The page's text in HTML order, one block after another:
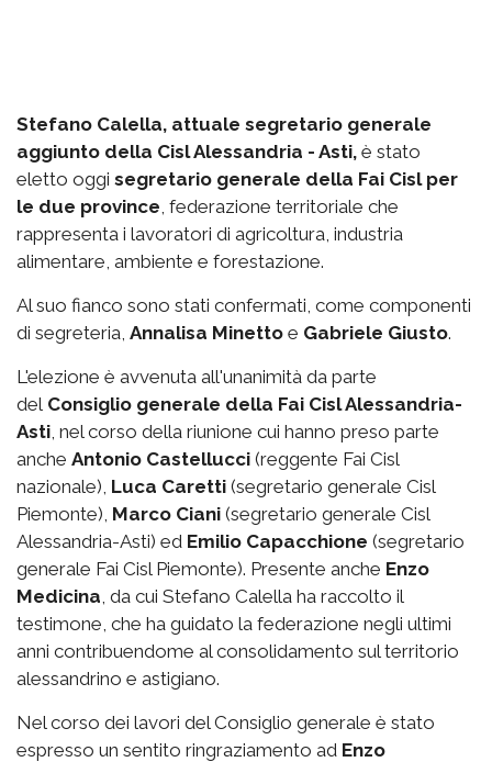
Stefano Calella, attuale segretario generale
aggiunto della Cisl Alessandria - Asti, è stato
eletto oggi segretario generale della Fai Cisl per
le due province , federazione territoriale che
rappresenta i lavoratori di agricoltura, industria
alimentare, ambiente e forestazione.
Al suo fianco sono stati confermati, come componenti
di segreteria, Annalisa Minetto e Gabriele Giusto.
L'elezione è avvenuta all'unanimità da parte
del Consiglio generale della Fai Cisl Alessandria-
Asti , nel corso della riunione cui hanno preso parte
anche Antonio Castellucci (reggente Fai Cisl
nazionale), Luca Caretti (segretario generale Cisl
Piemonte), Marco Ciani (segretario generale Cisl
Alessandria-Asti) ed Emilio Capacchione (segretario
generale Fai Cisl Piemonte). Presente anche Enzo
Medicina , da cui Stefano Calella ha raccolto il
testimone, che ha guidato la federazione negli ultimi
anni contribuendome al consolidamento sul territorio
alessandrino e astigiano.
Nel corso dei lavori del Consiglio generale è stato
espresso un sentito ringraziamento ad Enzo